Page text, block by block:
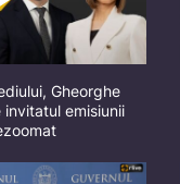
Gheorghe
invitatul emisiunii